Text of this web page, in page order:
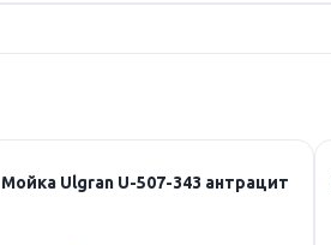
Мойка Ulgran U-507-343 антрацит